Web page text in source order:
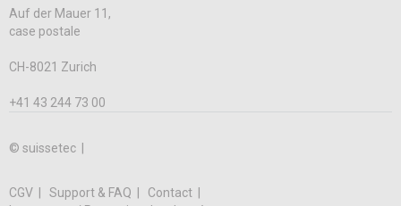
Auf der Mauer 11,
case postale
CH-8021 Zurich
+41 43 244 73 00
© suissetec |
CGV Support & FAQ
Contact